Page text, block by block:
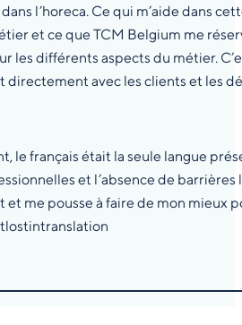
l’horeca. Ce qui m’aide dans
et ce que TCM Belgium me
les différents aspects du métier.
directement avec les clients et les
le français était la seule langue
et l’absence de barrières
et me pousse à faire de mon mieux